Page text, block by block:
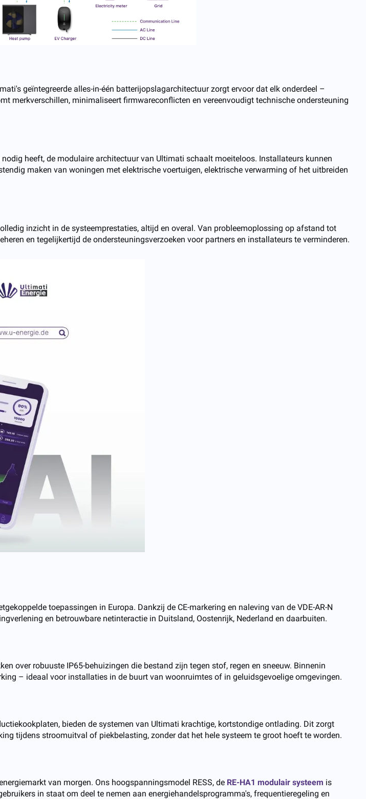
geïntegreerde alles-in-één batterijopslagarchitectuur zorgt ervoor dat elk onderdeel –
merkverschillen, minimaliseert firmwareconflicten en vereenvoudigt technische ondersteuning
heeft, de modulaire architectuur van Ultimati schaalt moeiteloos. Installateurs kunnen
maken van woningen met elektrische voertuigen, elektrische verwarming of het uitbreiden
inzicht in de systeemprestaties, altijd en overal. Van probleemoplossing op afstand tot
en tegelijkertijd de ondersteuningsverzoeken voor partners en installateurs te verminderen.
toepassingen in Europa. Dankzij de CE-markering en naleving van de VDE-AR-N
en betrouwbare netinteractie in Duitsland, Oostenrijk, Nederland en daarbuiten.
over robuuste IP65-behuizingen die bestand zijn tegen stof, regen en sneeuw. Binnenin
– ideaal voor installaties in de buurt van woonruimtes of in geluidsgevoelige omgevingen.
bieden de systemen van Ultimati krachtige, kortstondige ontlading. Dit zorgt
tijdens stroomuitval of piekbelasting, zonder dat het hele systeem te groot hoeft te worden.
van morgen. Ons hoogspanningsmodel RESS, de RE-HA1 modulair systeem is
in staat om deel te nemen aan energiehandelsprogramma's, frequentieregeling en